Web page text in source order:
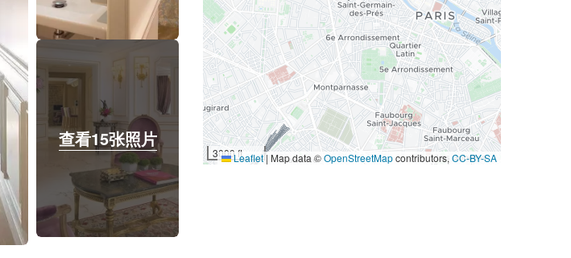
查看15张照片
3000 ftLeaflet| Map data ©OpenStreetMapcontributors,CC-BY-SA